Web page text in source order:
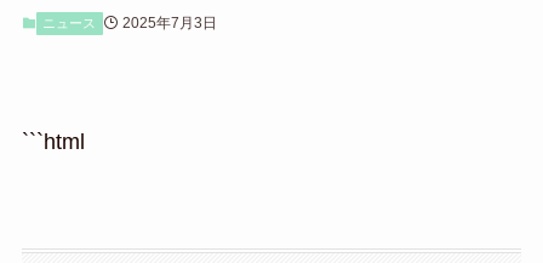
ニュース 2025年7月3日
```html